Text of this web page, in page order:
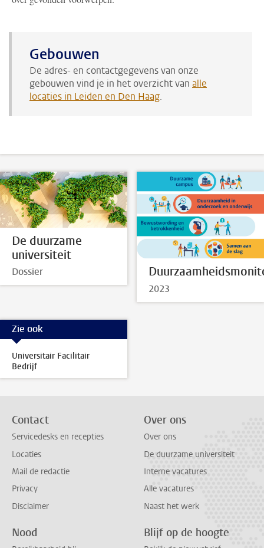
Gebouwen
De adres- en contactgegevens van onze
gebouwen vind je in het overzicht van alle
locaties in Leiden en Den Haag.
De duurzame
universiteit
Dossier
2023
Zie ook
Universitair Facilitair
Bedrijf
Contact
Servicedesks en recepties
Locaties
Mail de redactie
Privacy
Disclaimer
Over ons
Over ons
De duurzame universiteit
Interne vacatures
Alle vacatures
Naast het werk
Nood Blijf op de hoogte